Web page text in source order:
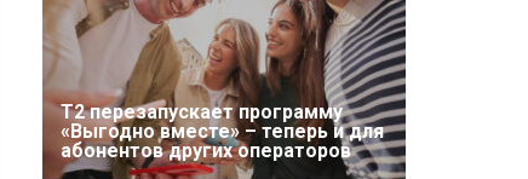
Т2 перезапускает программу
«Выгодно вместе» – теперь и для
абонентов других операторов